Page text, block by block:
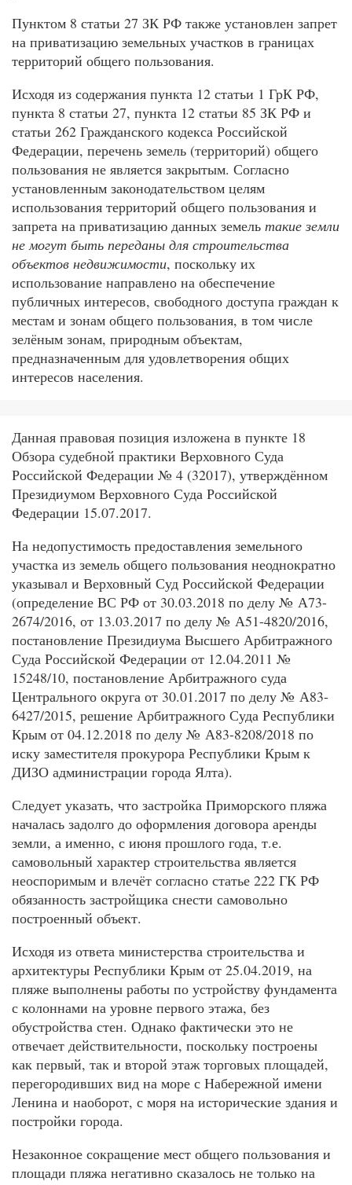
Пунктом 8 статьи 27 ЗК РФ также установлен запрет
на приватизацию земельных участков в границах
территорий общего пользования.
Исходя из содержания пункта 12 статьи 1 ГрК РФ,
пункта 8 статьи 27, пункта 12 статьи 85 ЗК РФ и
статьи 262 Гражданского кодекса Российской
Федерации, перечень земель (территорий) общего
пользования не является закрытым. Согласно
установленным законодательством целям
использования территорий общего пользования и
запрета на приватизацию данных земель такие земли
не могут быть переданы для строительства
объектов недвижимости, поскольку их
использование направлено на обеспечение
публичных интересов, свободного доступа граждан к
местам и зонам общего пользования, в том числе
зелёным зонам, природным объектам,
предназначенным для удовлетворения общих
интересов населения.
Данная правовая позиция изложена в пункте 18
Обзора судебной практики Верховного Суда
Российской Федерации № 4 (32017), утверждённом
Президиумом Верховного Суда Российской
Федерации 15.07.2017.
На недопустимость предоставления земельного
участка из земель общего пользования неоднократно
указывал и Верховный Суд Российской Федерации
(определение ВС РФ от 30.03.2018 по делу № А73-
2674/2016, от 13.03.2017 по делу № А51-4820/2016,
постановление Президиума Высшего Арбитражного
Суда Российской Федерации от 12.04.2011 №
15248/10, постановление Арбитражного суда
Центрального округа от 30.01.2017 по делу № А83-
6427/2015, решение Арбитражного Суда Республики
Крым от 04.12.2018 по делу № А83-8208/2018 по
иску заместителя прокурора Республики Крым к
ДИЗО администрации города Ялта).
Следует указать, что застройка Приморского пляжа
началась задолго до оформления договора аренды
земли, а именно, с июня прошлого года, т.е.
самовольный характер строительства является
неоспоримым и влечёт согласно статье 222 ГК РФ
обязанность застройщика снести самовольно
построенный объект.
Исходя из ответа министерства строительства и
архитектуры Республики Крым от 25.04.2019, на
пляже выполнены работы по устройству фундамента
с колоннами на уровне первого этажа, без
обустройства стен. Однако фактически это не
отвечает действительности, поскольку построены
как первый, так и второй этаж торговых площадей,
перегородивших вид на море с Набережной имени
Ленина и наоборот, с моря на исторические здания и
постройки города.
Незаконное сокращение мест общего пользования и
площади пляжа негативно сказалось не только на